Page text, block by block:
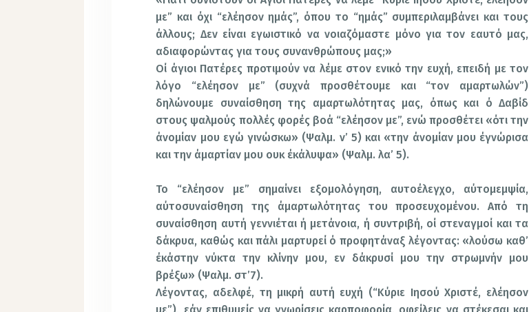
με” και όχι “ελέησον ημάς”, όπου το “ημάς” συμπεριλαμβάνει και τους
άλλους; Δεν είναι εγωιστικό να νοιαζόμαστε μόνο για τον εαυτό μας,
αδιαφορώντας για τους συνανθρώπους μας;»
Οί άγιοι Πατέρες προτιμούν να λέμε στον ενικό την ευχή, επειδή με τον
λόγο “ελέησον με” (συχνά προσθέτουμε και “τον αμαρτωλών”)
δηλώνουμε συναίσθηση της αμαρτωλότητας μας, όπως και ό Δαβίδ
στους ψαλμούς πολλές φορές βοά “ελέησον με”, ενώ προσθέτει «ότι την
άνομίαν μου εγώ γινώσκω» (Ψαλμ. ν’ 5) και «την άνομίαν μου έγνώρισα
και την άμαρτίαν μου ουκ έκάλυψα» (Ψαλμ. λα’ 5).
Το “ελέησον με” σημαίνει εξομολόγηση, αυτοέλεγχο, αύτομεμψία,
αύτοσυναίσθηση της άμαρτωλότητας του προσευχομένου. Από τη
συναίσθηση αυτή γεννιέται ή μετάνοια, ή συντριβή, οί στεναγμοί και τα
δάκρυα, καθώς και πάλι μαρτυρεί ό προφητάναξ λέγοντας: «λούσω καθ’
έκάστην νύκτα την κλίνην μου, εν δάκρυσί μου την στρωμνήν μου
βρέξω» (Ψαλμ. στ’7).
Λέγοντας, αδελφέ, τη μικρή αυτή ευχή (“Κύριε Ιησού Χριστέ, ελέησον